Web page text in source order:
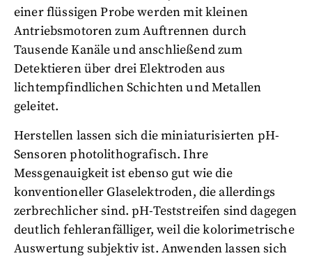
einer flüssigen Probe werden mit kleinen
Antriebsmotoren zum Auftrennen durch
Tausende Kanäle und anschließend zum
Detektieren über drei Elektroden aus
lichtempfindlichen Schichten und Metallen
geleitet.
Herstellen lassen sich die miniaturisierten pH-
Sensoren photolithografisch. Ihre
Messgenauigkeit ist ebenso gut wie die
konventioneller Glaselektroden, die allerdings
zerbrechlicher sind. pH-Teststreifen sind dagegen
deutlich fehleranfälliger, weil die kolorimetrische
Auswertung subjektiv ist. Anwenden lassen sich